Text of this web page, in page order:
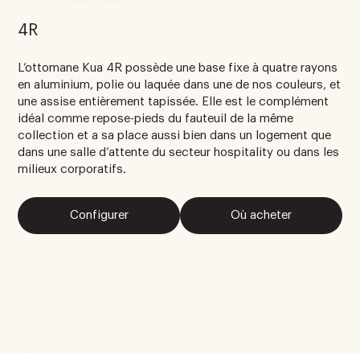
4R
L’ottomane Kua 4R possède une base fixe à quatre rayons
en aluminium, polie ou laquée dans une de nos couleurs, et
une assise entièrement tapissée. Elle est le complément
idéal comme repose-pieds du fauteuil de la même
collection et a sa place aussi bien dans un logement que
dans une salle d’attente du secteur hospitality ou dans les
milieux corporatifs.
Configurer Où acheter